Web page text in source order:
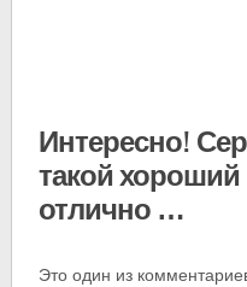
Интересно!
такой
отлично …
Это один из